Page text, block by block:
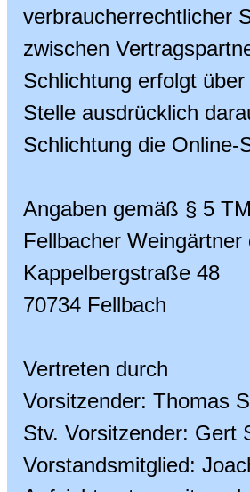
verbraucherrechtlicher
zwischen
Schlichtung erfolgt
Stelle ausdrücklich
Schlichtung die
Angaben gemäß § 5
Fellbacher Weingärtner
Kappelbergstraße 48
70734 Fellbach
Vertreten durch
Vorsitzender: Thomas
Stv. Vorsitzender: Gert
Vorstandsmitglied: